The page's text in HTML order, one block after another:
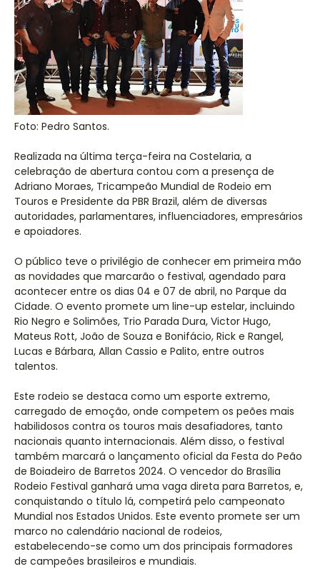
Foto: Pedro Santos.
Realizada na última terça-feira na Costelaria, a
celebração de abertura contou com a presença de
Adriano Moraes, Tricampeão Mundial de Rodeio em
Touros e Presidente da PBR Brazil, além de diversas
autoridades, parlamentares, influenciadores, empresários
e apoiadores.
O público teve o privilégio de conhecer em primeira mão
as novidades que marcarão o festival, agendado para
acontecer entre os dias 04 e 07 de abril, no Parque da
Cidade. O evento promete um line-up estelar, incluindo
Rio Negro e Solimões, Trio Parada Dura, Victor Hugo,
Mateus Rott, João de Souza e Bonifácio, Rick e Rangel,
Lucas e Bárbara, Allan Cassio e Palito, entre outros
talentos.
Este rodeio se destaca como um esporte extremo,
carregado de emoção, onde competem os peões mais
habilidosos contra os touros mais desafiadores, tanto
nacionais quanto internacionais. Além disso, o festival
também marcará o lançamento oficial da Festa do Peão
de Boiadeiro de Barretos 2024. O vencedor do Brasília
Rodeio Festival ganhará uma vaga direta para Barretos, e,
conquistando o título lá, competirá pelo campeonato
Mundial nos Estados Unidos. Este evento promete ser um
marco no calendário nacional de rodeios,
estabelecendo-se como um dos principais formadores
de campeões brasileiros e mundiais.